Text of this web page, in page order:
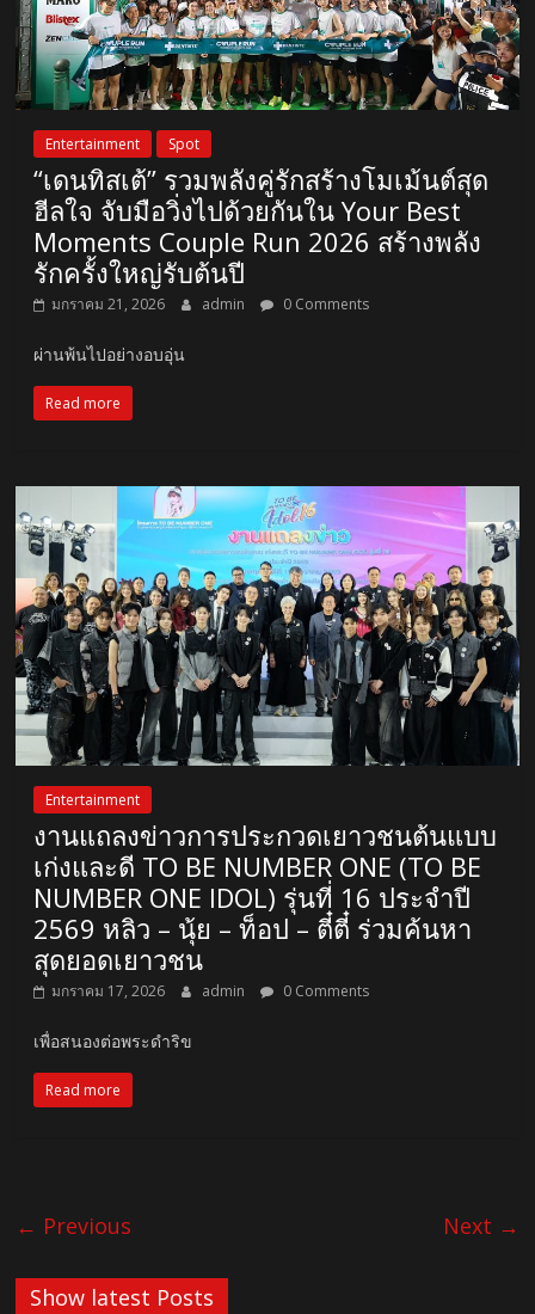
Entertainment Spot
“เดนทิสเต้” รวมพลังคู่รักสร้างโมเม้นต์สุด
ฮีลใจ จับมือวิ่งไปด้วยกันใน Your Best
Moments Couple Run 2026 สร้างพลัง
รักครั้งใหญ่รับต้นปี
มกราคม 21, 2026 admin 0 Comments
ผ่านพ้นไปอย่างอบอุ่น
Read more
Entertainment
งานแถลงข่าวการประกวดเยาวชนต้นแบบ
เก่งและดี TO BE NUMBER ONE (TO BE
NUMBER ONE IDOL) รุ่นที่ 16 ประจำปี
2569 หลิว – นุ้ย – ท็อป – ตี๋ตี๋ ร่วมค้นหา
สุดยอดเยาวชน
มกราคม 17, 2026 admin 0 Comments
เพื่อสนองต่อพระดำริข
Read more
← Previous Next →
Show latest Posts